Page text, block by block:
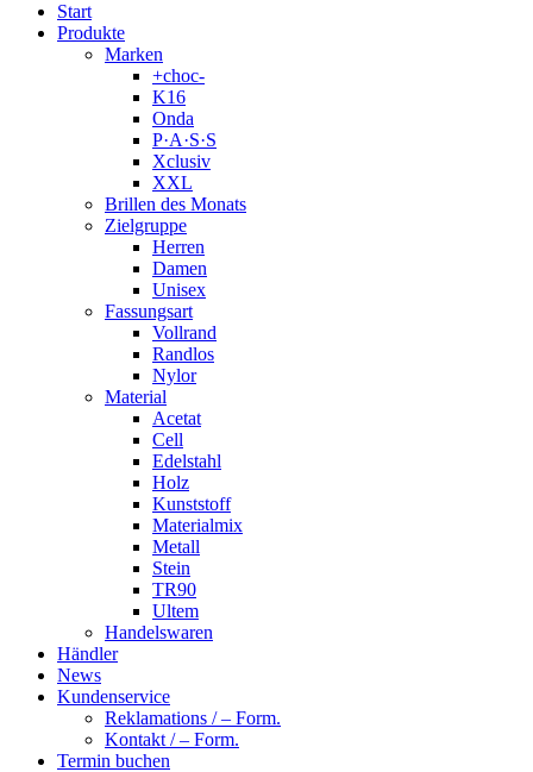
Start
Produkte
Marken
+choc-
K16
Onda
P·A·S·S
Xclusiv
XXL
Brillen des Monats
Zielgruppe
Herren
Damen
Unisex
Fassungsart
Vollrand
Randlos
Nylor
Material
Acetat
Cell
Edelstahl
Holz
Kunststoff
Materialmix
Metall
Stein
TR90
Ultem
Handelswaren
Händler
News
Kundenservice
Reklamations / – Form.
Kontakt / – Form.
Termin buchen